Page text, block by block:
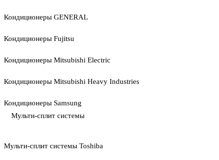
Кондиционеры GENERAL
Кондиционеры Fujitsu
Кондиционеры Mitsubishi Electric
Кондиционеры Mitsubishi Heavy Industries
Кондиционеры Samsung
Мульти-сплит системы
Мульти-сплит системы Toshiba